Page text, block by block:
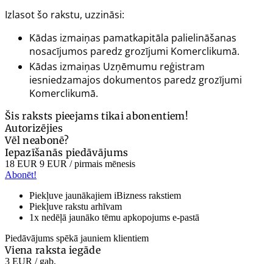
Izlasot šo rakstu, uzzināsi:
Kādas izmaiņas pamatkapitāla palielināšanas
nosacījumos paredz grozījumi Komerclikumā.
Kādas izmaiņas Uzņēmumu reģistram
iesniedzamajos dokumentos paredz grozījumi
Komerclikumā.
Šis raksts pieejams tikai abonentiem!
Autorizējies
Vēl neabonē?
Iepazīšanās piedāvājums
18 EUR 9 EUR / pirmais mēnesis
Abonēt!
Piekļuve jaunākajiem iBizness rakstiem
Piekļuve rakstu arhīvam
1x nedēļā jaunāko tēmu apkopojums e-pastā
Piedāvājums spēkā jauniem klientiem
Viena raksta iegāde
3 EUR / gab.